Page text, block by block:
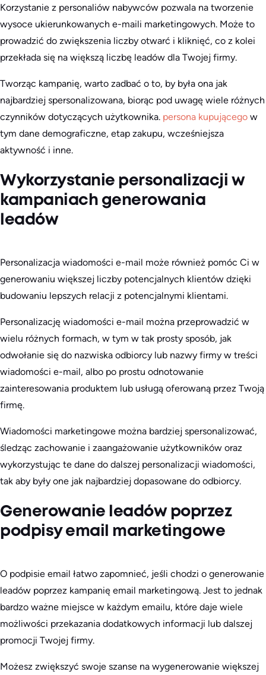
Korzystanie z personaliów nabywców pozwala na tworzenie
wysoce ukierunkowanych e-maili marketingowych. Może to
prowadzić do zwiększenia liczby otwarć i kliknięć, co z kolei
przekłada się na większą liczbę leadów dla Twojej firmy.
Tworząc kampanię, warto zadbać o to, by była ona jak
najbardziej spersonalizowana, biorąc pod uwagę wiele różnych
czynników dotyczących użytkownika. persona kupującego w
tym dane demograficzne, etap zakupu, wcześniejsza
aktywność i inne.
Wykorzystanie personalizacji w
kampaniach generowania
leadów
Personalizacja wiadomości e-mail może również pomóc Ci w
generowaniu większej liczby potencjalnych klientów dzięki
budowaniu lepszych relacji z potencjalnymi klientami.
Personalizację wiadomości e-mail można przeprowadzić w
wielu różnych formach, w tym w tak prosty sposób, jak
odwołanie się do nazwiska odbiorcy lub nazwy firmy w treści
wiadomości e-mail, albo po prostu odnotowanie
zainteresowania produktem lub usługą oferowaną przez Twoją
firmę.
Wiadomości marketingowe można bardziej spersonalizować,
śledząc zachowanie i zaangażowanie użytkowników oraz
wykorzystując te dane do dalszej personalizacji wiadomości,
tak aby były one jak najbardziej dopasowane do odbiorcy.
Generowanie leadów poprzez
podpisy email marketingowe
O podpisie email łatwo zapomnieć, jeśli chodzi o generowanie
leadów poprzez kampanię email marketingową. Jest to jednak
bardzo ważne miejsce w każdym emailu, które daje wiele
możliwości przekazania dodatkowych informacji lub dalszej
promocji Twojej firmy.
Możesz zwiększyć swoje szanse na wygenerowanie większej